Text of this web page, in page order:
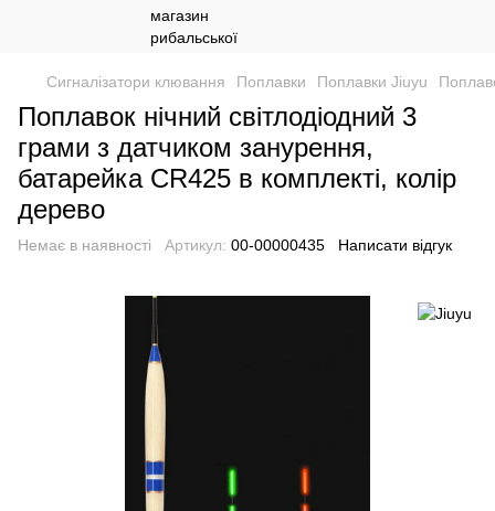
Сигналізатори клювання Поплавки Поплавки Jiuyu
Поплавок нічний світлодіодний 3
грами з датчиком занурення,
батарейка CR425 в комплекті, колір
дерево
Немає в наявності Артикул: 00-00000435 Написати відгук